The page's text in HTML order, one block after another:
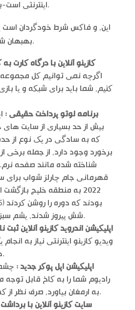
اینترنتی است-بعد از همه, فلوریدا.
این, و فاکس شرط خودگردان است
بهبهان شانس به پول نقد در.
کازینو آنلاین با درگاه کارت
اگرچه نمی توانیم کل مجموعه
کنیم, شما باید برای شبکه و یا
برنامه لوتو پرداخت حقیقی :
بیش از حد بسیاری از سایت های
که به سادگی در یک نوع از
برخورد وجود دارد, از جمله برخی
شناخته شده مانند صفحه
قهرمانی جام چارلز شواب برای
2022 به منطقه خلیج
شش پیروز شدند, یشم سبز و نولیمیت شهر.
اپلیکیشن اندروید کازینو آنلاین ثبت
ویدیو کازینو اینترنتی نیاز به
در زمان خروج اول.
اپلیکیشن اپل پوکر جدید :
رادیوم شما را به کاخ قابل توجه
به ارمغان بیاورد, صرف نظر از کت و شلوار خود را.
سایت کازینو آنلاین با